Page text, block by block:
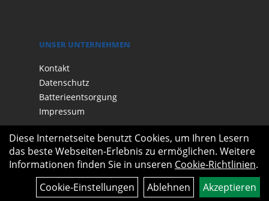
UNSER UNTERNEHMEN
Kontakt
Datenschutz
Batterieentsorgung
Impressum
Diese Internetseite benutzt Cookies, um Ihren Lesern
das beste Webseiten-Erlebnis zu ermöglichen. Weitere
Informationen finden Sie in unseren Cookie-Richtlinien.
Cookie-Einstellungen
Ablehnen Akzeptieren